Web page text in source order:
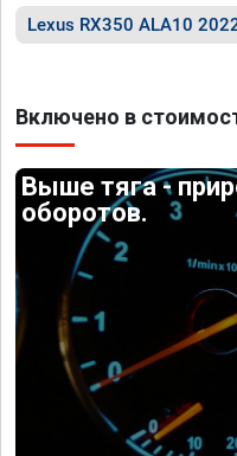
Lexus RX350 ALA10
Включено в
Выше тяга -
оборотов.